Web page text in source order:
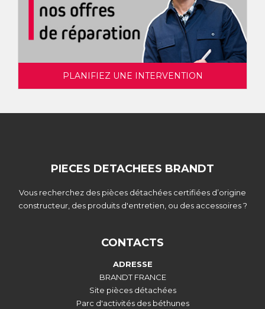
PLANIFIEZ UNE INTERVENTION
PIECES DETACHEES BRANDT
Vous recherchez des pièces détachées certifiées d’origine
constructeur, des produits d'entretien, ou des accessoires ?
CONTACTS
ADRESSE
BRANDT FRANCE
Site pièces détachées
Parc d'activités des béthunes